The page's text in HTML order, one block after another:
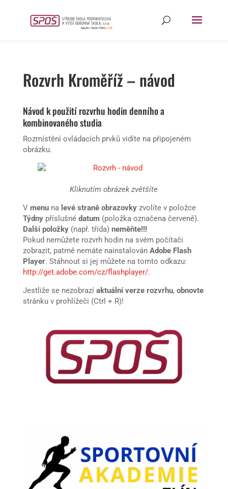
Rozvrh Kroměříž – návod
Návod k použití rozvrhu hodin denního a
kombinovaného studia
Rozmístění ovládacích prvků vidíte na připojeném
obrázku.
Kliknutím obrázek zvětšíte
V menunalevé straně obrazovkyzvolíte v položce
Týdnypříslušnédatum (položka označena červeně).
Další položky(např. třída) neměňte!!!
Pokud nemůžete rozvrh hodin na svém počítači
zobrazit, patrně nemáte nainstalován Adobe Flash
Player. Stáhnout si jej můžete na tomto odkazu:
http://get.adobe.com/cz/flashplayer/.
Jestliže se nezobrazí aktuální verze rozvrhu, obnovte
stránku v prohlížeči (Ctrl + R)!